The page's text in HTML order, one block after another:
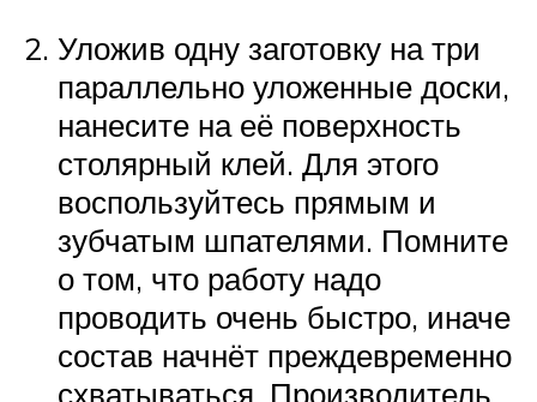
Уложив одну заготовку на три
параллельно уложенные доски,
нанесите на её поверхность
столярный клей. Для этого
воспользуйтесь прямым и
зубчатым шпателями. Помните
о том, что работу надо
проводить очень быстро, иначе
состав начнёт преждевременно
схватываться. Производитель